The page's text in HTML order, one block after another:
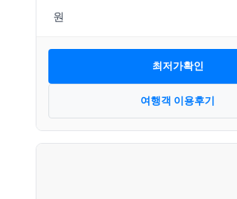
최저가확인
여행객 이용후기